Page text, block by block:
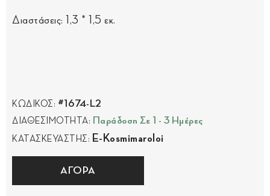
Διαστάσεις: 1,3 * 1,5 εκ.
ΚΩΔΙΚΟΣ: #1674-L2
ΔΙΑΘΕΣΙΜΟΤΗΤΑ: Παράδοση Σε 1 - 3 Ημέρες
ΚΑΤΑΣΚΕΥΑΣΤΗΣ: E-Kosmimaroloi
ΑΓΟΡΑ